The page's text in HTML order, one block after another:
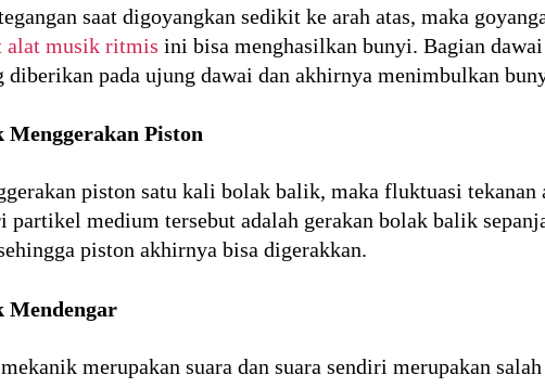
saat digoyangkan sedikit ke arah atas, maka
alat musik ritmis ini bisa menghasilkan bunyi. Bagian
diberikan pada ujung dawai dan akhirnya menimbulkan
Menggerakan Piston
piston satu kali bolak balik, maka fluktuasi tekanan
partikel medium tersebut adalah gerakan bolak balik
piston akhirnya bisa digerakkan.
Mendengar
merupakan suara dan suara sendiri merupakan salah